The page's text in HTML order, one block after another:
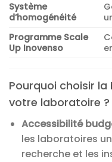
Système
d’homogénéité
Programme Scale
Up Inovenso
Pourquoi choisir la
votre laboratoire ?
Accessibilité
les laboratoires
recherche et les